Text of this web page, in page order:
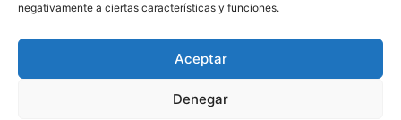
negativamente a ciertas características y funciones.
Aceptar
Denegar